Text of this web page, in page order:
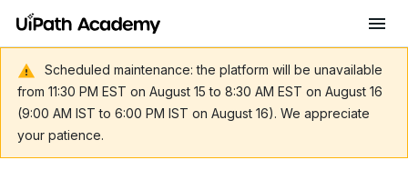
Scheduled maintenance: the platform will be unavailable
from 11:30 PM EST on August 15 to 8:30 AM EST on August 16
(9:00 AM IST to 6:00 PM IST on August 16). We appreciate
your patience.